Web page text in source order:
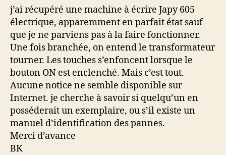
605
j’ai récupéré une machine à écrire Japy 605
électrique, apparemment en parfait état sauf
que je ne parviens pas à la faire fonctionner.
Une fois branchée, on entend le transformateur
tourner. Les touches s’enfoncent lorsque le
bouton ON est enclenché. Mais c’est tout.
Aucune notice ne semble disponible sur
Internet. je cherche à savoir si quelqu’un en
posséderait un exemplaire, ou s’il existe un
manuel d’identification des pannes.
Merci d’avance
BK